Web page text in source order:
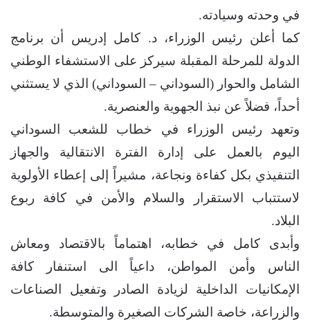
في وحدته وسيادته.
كما أعلن رئيس الوزراء، د. كامل إدريس أن برنامج
الدولة للمرحلة المقبلة سيركز على الاستشفاء الوطني
الشامل والحوار (السوداني – السوداني) الذي لا يستثني
أحداً، فضلاً عن نبذ الجهوية والعنصرية.
وتعهد رئيس الوزراء في خطاب للشعب السوداني
اليوم بالعمل على إدارة الفترة الانتقالية والجهاز
التنفيذي بكل كفاءة ونجاعة، مشيراً إلى إعطاء الأولوية
لاستتباب الاستقرار والسلام والأمن في كافة ربوع
البلاد.
وأبدى كامل في خطابه، اهتماماً بالاقتصاد ومعاش
الناس وأمن المواطن، داعياً الى استنفار كافة
الإمكانيات الداخلية لزيادة الصادر وتفعيل الصناعات
والزراعة، خاصة الشركات الصغيرة والمتوسطة.